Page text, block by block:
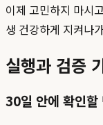
이제 고민하지 마시
생 건강하게 지켜나
실행과 검증
30일 안에 확인할